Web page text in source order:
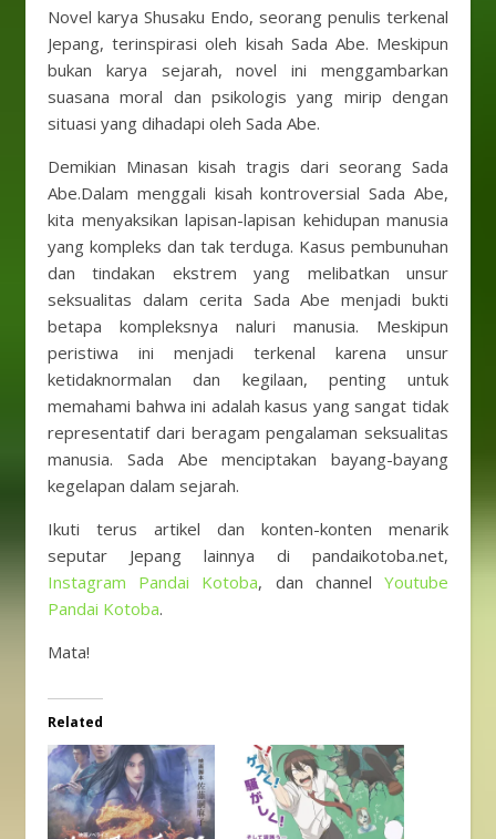
Novel karya Shusaku Endo, seorang penulis terkenal
Jepang, terinspirasi oleh kisah Sada Abe. Meskipun
bukan karya sejarah, novel ini menggambarkan
suasana moral dan psikologis yang mirip dengan
situasi yang dihadapi oleh Sada Abe.
Demikian Minasan kisah tragis dari seorang Sada
Abe.Dalam menggali kisah kontroversial Sada Abe,
kita menyaksikan lapisan-lapisan kehidupan manusia
yang kompleks dan tak terduga. Kasus pembunuhan
dan tindakan ekstrem yang melibatkan unsur
seksualitas dalam cerita Sada Abe menjadi bukti
betapa kompleksnya naluri manusia. Meskipun
peristiwa ini menjadi terkenal karena unsur
ketidaknormalan dan kegilaan, penting untuk
memahami bahwa ini adalah kasus yang sangat tidak
representatif dari beragam pengalaman seksualitas
manusia. Sada Abe menciptakan bayang-bayang
kegelapan dalam sejarah.
Ikuti terus artikel dan konten-konten menarik
seputar Jepang lainnya di pandaikotoba.net,
Instagram Pandai Kotoba, dan channelYoutube
Pandai Kotoba.
Mata!
Related